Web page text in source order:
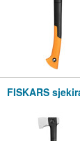
FISKARS